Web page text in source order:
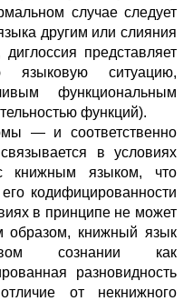
случае следует
другим или слияния
представляет
языковую ситуацию,
функциональным
функций).
— и соответственно
в условиях
с книжным языком, что
кодифицированности
в принципе не может
образом, книжный язык
сознании как
разновидность
от некнижного